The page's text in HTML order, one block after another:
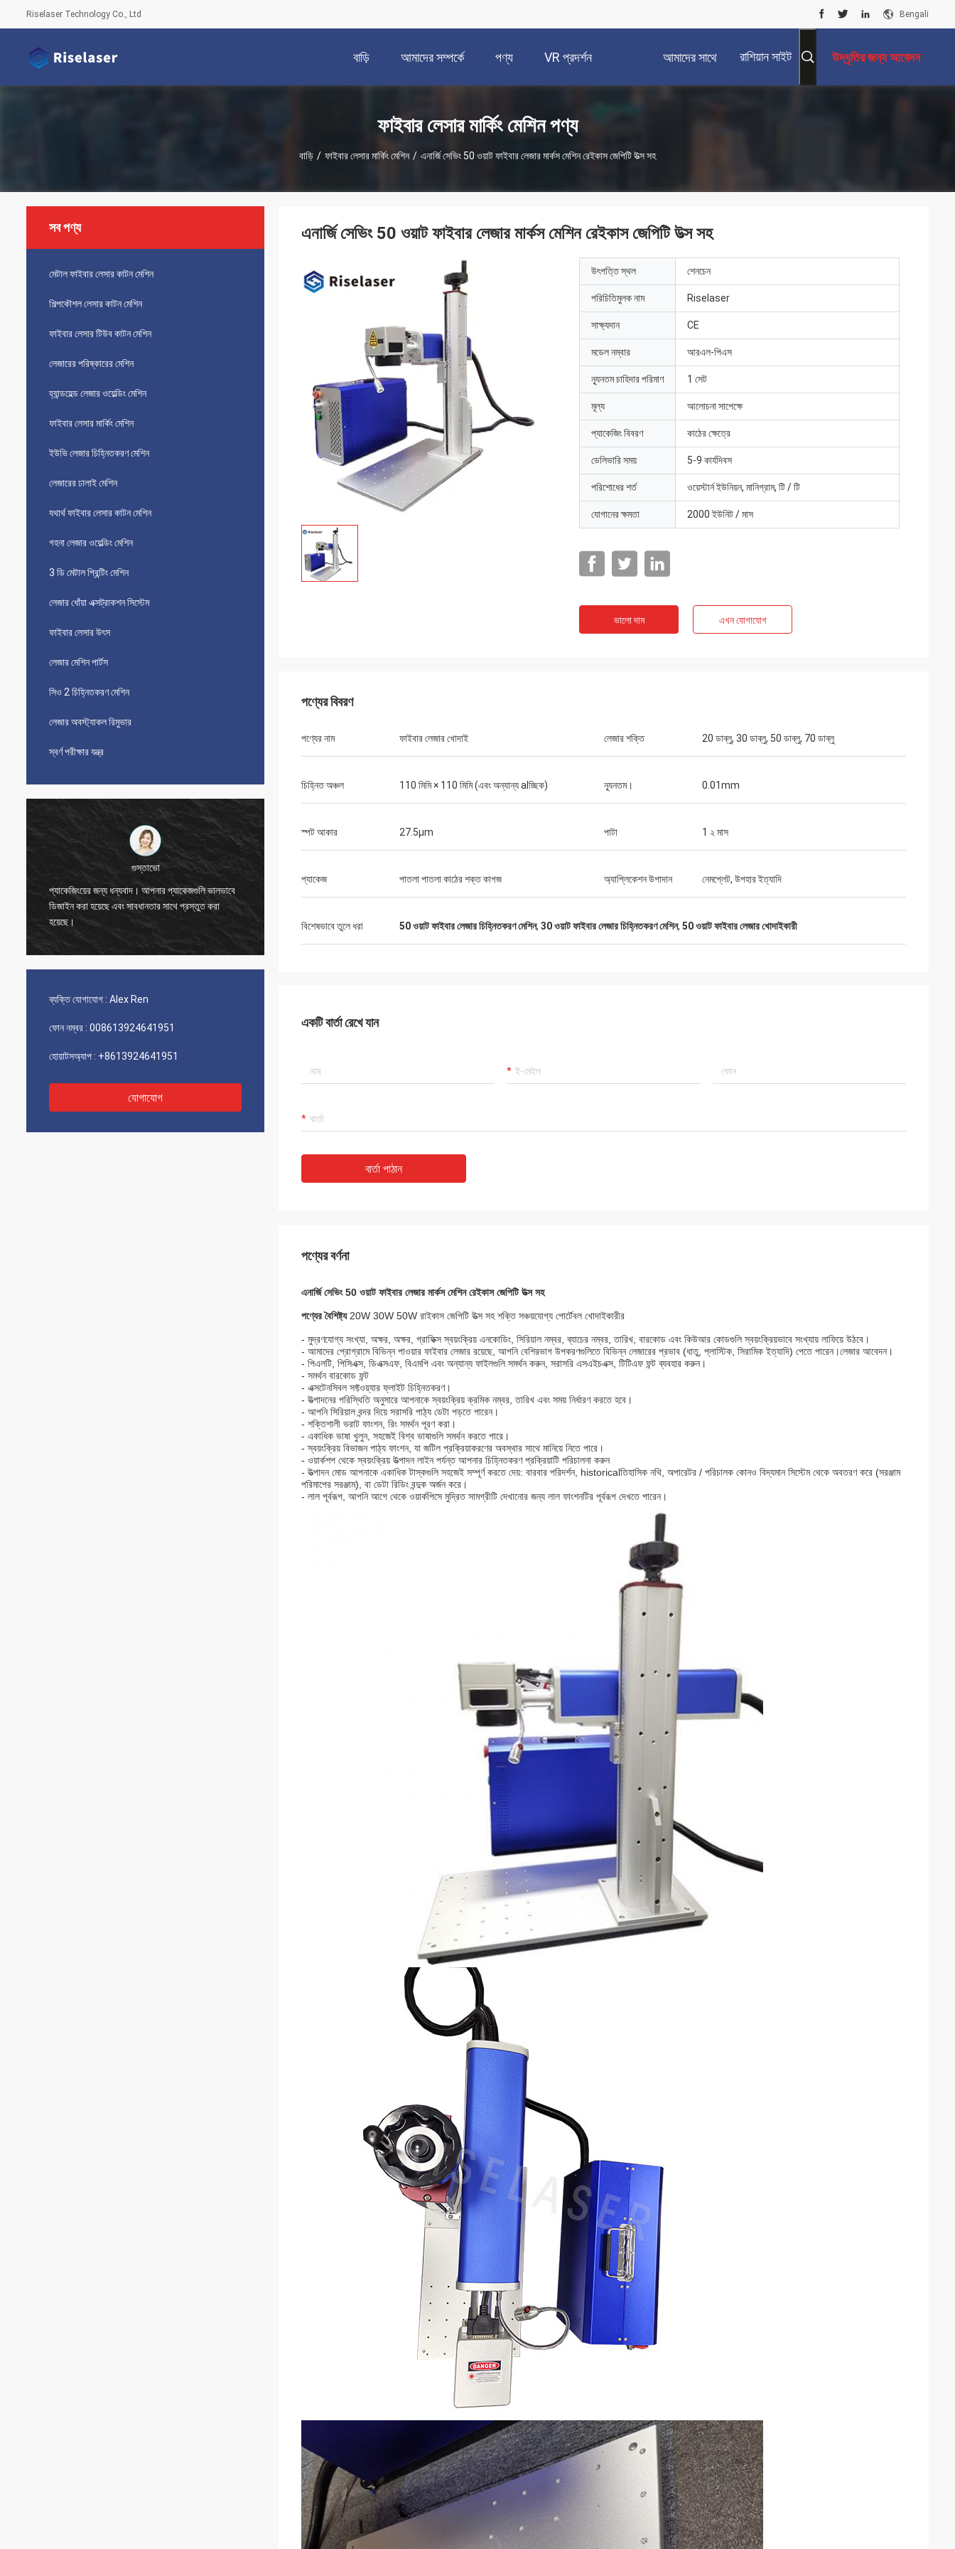
Riselaser Technology Co., Ltd Bengali
বাড়ি আমাদের সম্পর্কে পণ্য VR প্রদর্শন আমাদের সাথে রাশিয়ান সাইট উদ্ধৃতির জন্য আবেদন
ফাইবার লেসার মার্কিং মেশিন পণ্য
বাড়ি / ফাইবার লেসার মার্কিং মেশিন / এনার্জি সেভিং 50 ওয়াট ফাইবার লেজার মার্কস মেশিন রেইকাস জেপিটি উত্স সহ
সব পণ্য
মেটাল ফাইবার লেসার কাটন মেশিন
শিল্পকৌশল লেসার কাটন মেশিন
ফাইবার লেসার টিউব কাটন মেশিন
লেজারের পরিষ্কারের মেশিন
হ্যান্ডহেল্ড লেজার ওয়েল্ডিং মেশিন
ফাইবার লেসার মার্কিং মেশিন
ইউভি লেজার চিহ্নিতকরণ মেশিন
লেজারের ঢালাই মেশিন
যথার্থ ফাইবার লেসার কাটন মেশিন
গহনা লেজার ওয়েল্ডিং মেশিন
3 ডি মেটাল প্রিন্টিং মেশিন
লেজার ধোঁয়া এক্সট্রাকশন সিস্টেম
ফাইবার লেসার উৎস
লেজার মেশিন পার্টস
সিও 2 চিহ্নিতকরণ মেশিন
লেজার অবস্ট্যাকল রিমুভার
স্বর্ণ পরীক্ষার যন্ত্র
বিজেতা
ধন্যবাদ, জো।
স্টেফানো
হয়েছে।
ব্যক্তি যোগাযোগ : Alex Ren
ফোন নম্বর : 008613924641951
হোয়াটসঅ্যাপ : +8613924641951
যোগাযোগ
এনার্জি সেভিং 50 ওয়াট ফাইবার লেজার মার্কস মেশিন রেইকাস জেপিটি উত্স সহ
উৎপত্তি স্থল শেনচেন
পরিচিতিমুলক নাম Riselaser
সাক্ষ্যদান CE
মডেল নম্বার আরএল-পিএস
ন্যূনতম চাহিদার পরিমাণ 1 সেট
মূল্য আলোচনা সাপেক্ষে
প্যাকেজিং বিবরণ কাঠের ক্ষেত্রে
ডেলিভারি সময় 5-9 কার্যদিবস
পরিশোধের শর্ত ওয়েস্টার্ন ইউনিয়ন, মানিগ্রাম, টি / টি
যোগানের ক্ষমতা 2000 ইউনিট / মাস
ভালো দাম এখন যোগাযোগ
পণ্যের বিবরণ
পণ্যের নাম ফাইবার লেজার খোদাই লেজার শক্তি 20 ডাব্লু, 30 ডাব্লু, 50 ডাব্লু, 70 ডাব্লু
চিহ্নিত অঞ্চল 110 মিমি × 110 মিমি (এবং অন্যান্য alচ্ছিক) ন্যূনতম। 0.01mm
স্পট আকার 27.5μm পাটা 1 ২ মাস
প্যাকেজ পাতলা পাতলা কাঠের শক্ত কাগজ অ্যাপ্লিকেশন উপাদান নেমপ্লেট, উপহার ইত্যাদি
বিশেষভাবে তুলে ধরা 50 ওয়াট ফাইবার লেজার চিহ্নিতকরণ মেশিন, 30 ওয়াট ফাইবার লেজার চিহ্নিতকরণ মেশিন, 50 ওয়াট ফাইবার লেজার খোদাইকারী
একটি বার্তা রেখে যান
বার্তা পাঠান
পণ্যের বর্ণনা
এনার্জি সেভিং 50 ওয়াট ফাইবার লেজার মার্কস মেশিন রেইকাস জেপিটি উত্স সহ
পণ্যের বৈশিষ্ট্য20W 30W 50W রাইকাস জেপিটি উত্স সহ শক্তি সঞ্চয়যোগ্য পোর্টেবল খোদাইকারীর
- মুদ্রণযোগ্য সংখ্যা, অক্ষর, অক্ষর, গ্রাফিক্স স্বয়ংক্রিয় এনকোডিং, সিরিয়াল নম্বর, ব্যাচের নম্বর, তারিখ, বারকোড এবং কিউআর কোডগুলি স্বয়ংক্রিয়ভাবে সংখ্যায় লাফিয়ে উঠবে।
- আমাদের প্রোগ্রামে বিভিন্ন পাওয়ার ফাইবার লেজার রয়েছে, আপনি বেশিরভাগ উপকরণগুলিতে বিভিন্ন লেজারের প্রভাব (ধাতু, প্লাস্টিক, সিরামিক ইত্যাদি) পেতে পারেন।লেজার আবেদন।
- পিএলটি, পিসিএক্স, ডিএক্সএফ, বিএমপি এবং অন্যান্য ফাইলগুলি সমর্থন করুন, সরাসরি এসএইচএক্স, টিটিএফ ফন্ট ব্যবহার করুন।
- সমর্থন বারকোড ফন্ট
- এক্সটেনসিবল সফ্টওয়্যার ফ্লাইট চিহ্নিতকরণ।
- উত্পাদনের পরিস্থিতি অনুসারে আপনাকে স্বয়ংক্রিয় ক্রমিক নম্বর, তারিখ এবং সময় নির্ধারণ করতে হবে।
- আপনি সিরিয়াল বন্দর দিয়ে সরাসরি পাঠ্য ডেটা পড়তে পারেন।
- শক্তিশালী ভরাট ফাংশন, রিং সমর্থন পূরণ করা।
- একাধিক ভাষা খুলুন, সহজেই বিশ্ব ভাষাগুলি সমর্থন করতে পারে।
- স্বয়ংক্রিয় বিভাজন পাঠ্য ফাংশন, যা জটিল প্রক্রিয়াকরণের অবস্থার সাথে মানিয়ে নিতে পারে।
- ওয়ার্কশপ থেকে স্বয়ংক্রিয় উত্পাদন লাইন পর্যন্ত আপনার চিহ্নিতকরণ প্রক্রিয়াটি পরিচালনা করুন
- উত্পাদন মোড আপনাকে একাধিক টাস্কগুলি সহজেই সম্পূর্ণ করতে দেয়: বারবার পরিদর্শন, historicalতিহাসিক নথি, অপারেটর / পরিচালক কোনও বিদ্যমান সিস্টেম থেকে অবতরণ করে (সরঞ্জাম
পরিমাপের সরঞ্জাম), বা ডেটা রিডিং বন্দুক অর্জন করে।
- লাল পূর্বরূপ, আপনি আগে থেকে ওয়ার্কপিসে মুদ্রিত সামগ্রীটি দেখানোর জন্য লাল ফাংশনটির পূর্বরূপ দেখতে পারেন।